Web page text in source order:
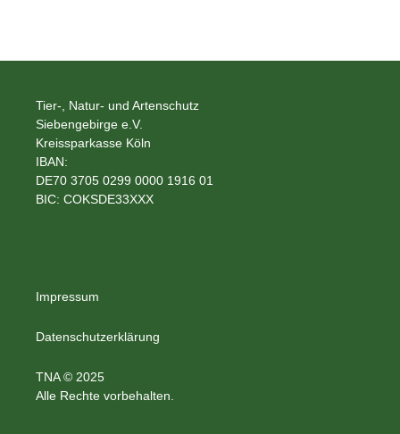
Tier-, Natur- und Artenschutz
Siebengebirge e.V.
Kreissparkasse Köln
IBAN:
DE70 3705 0299 0000 1916 01
BIC: COKSDE33XXX
Impressum
Datenschutzerklärung
TNA © 2025
Alle Rechte vorbehalten.